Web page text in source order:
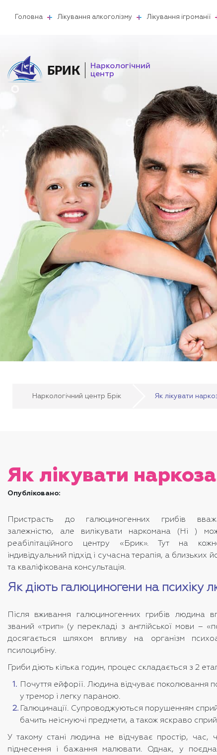
Головна Лікування алкоголізму Лікування ігроманії
БРИК
Наркологічний
центр
Наркологічний центр Брік Як лікувати
Як лікувати
Опубліковано:
Пристрасть до галюциногенних грибів
залежністю, але вилікувати наркомана (Ні )
реабілітаційного центру «Брик». Тут на
індивідуальний підхід і сучасна терапія, а
та кваліфікована консультація.
Як діють галюциногени на психіку
Після вживання галюциногенних грибів людина
званий «трип» (у перекладі з англійської мови –
досягається шляхом впливу на організм
псилоцибіну.
Гриби діють кілька годин, процес складається з 2
Почуття ейфорії. Людина відчуває поколювання
у тремор і легку параною.
Галюцинації. Супроводжуються порушенням
бачить неіснуючі предмети, а також яскраво
У такому стані людина не відчуває простір, час,
піднесення і бажання малювати. Однак, у